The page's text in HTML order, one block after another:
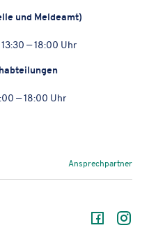
und Meldeamt)
— 18:00 Uhr
— 18:00 Uhr
Ansprechpartner